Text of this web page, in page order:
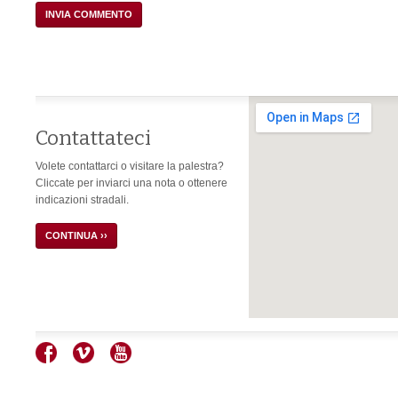
Contattateci
Volete contattarci o visitare la palestra?
Cliccate per inviarci una nota o ottenere
indicazioni stradali.
CONTINUA ››